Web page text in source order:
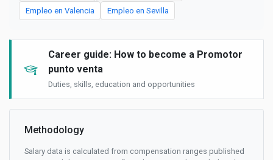
Empleo en Valencia Empleo en Sevilla
Career guide: How to become a Promotor
punto venta
Duties, skills, education and opportunities
Methodology
Salary data is calculated from compensation ranges published